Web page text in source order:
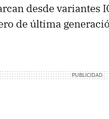
desde variantes
de última